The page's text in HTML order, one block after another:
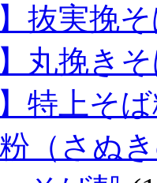
】抜実挽
】丸挽き
】特上そ
（さぬ